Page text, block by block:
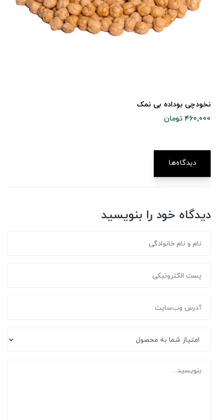
نخودچی بوداده بی نمک
460,000 تومان
دیدگاه‌ها
دیدگاه خود را بنویسید